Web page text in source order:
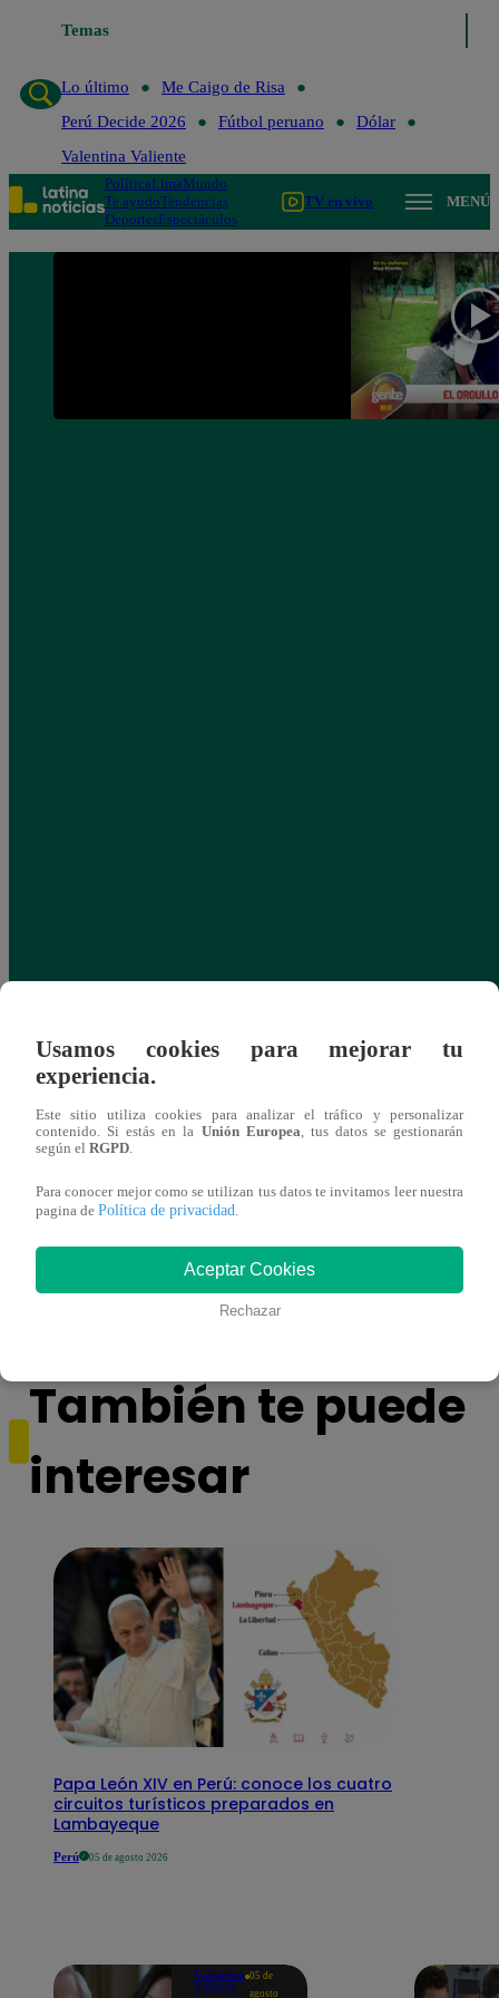
Temas
Lo último
Me Caigo de Risa
Perú Decide 2026
Fútbol peruano
Dólar
Valentina Valiente
PolíticaLimaMundo
Te ayudoTendencias
DeportesEspectáculos
TV en vivo MENÚ
galería en San Juan de Lurigancho
También te puede
interesar
Papa León XIV en Perú: conoce los cuatro
circuitos turísticos preparados en
Lambayeque
Perú 05 de agosto 2026
Valentina
Valiente
05 de
agosto
Usamos cookies para mejorar tu
experiencia.
Este sitio utiliza cookies para analizar el tráfico y personalizar
contenido. Si estás en la Unión Europea, tus datos se gestionarán
según el RGPD.
Para conocer mejor como se utilizan tus datos te invitamos leer nuestra
pagina de Política de privacidad.
Aceptar Cookies
Rechazar